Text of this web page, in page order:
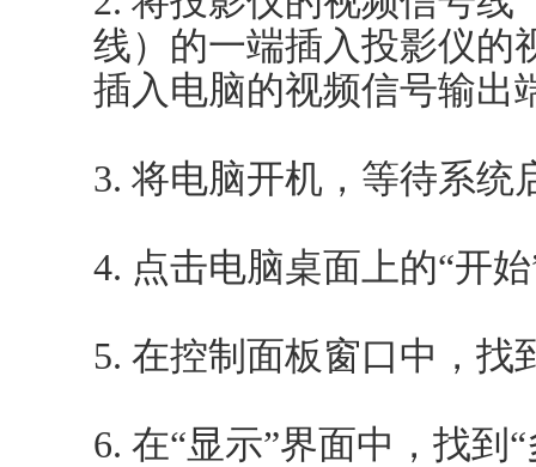
线）的一端插入投影仪的
插入电脑的视频信号输出
3. 将电脑开机，等待系统
4. 点击电脑桌面上的“开
5. 在控制面板窗口中，找
6. 在“显示”界面中，找到